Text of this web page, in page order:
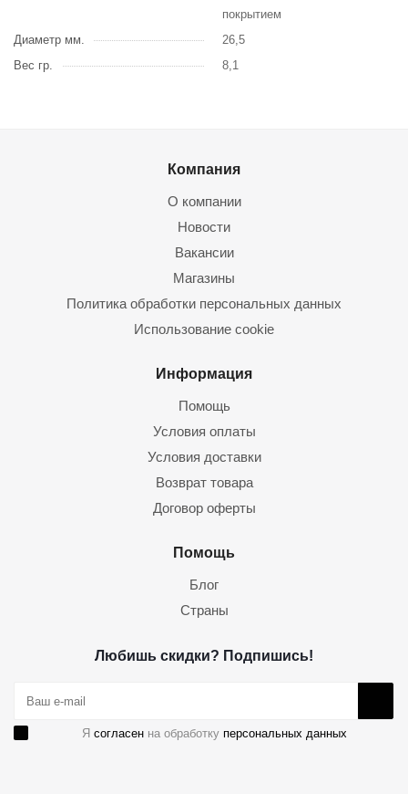
покрытием
Диаметр мм.
26,5
Вес гр.
8,1
Компания
О компании
Новости
Вакансии
Магазины
Политика обработки персональных данных
Использование cookie
Информация
Помощь
Условия оплаты
Условия доставки
Возврат товара
Договор оферты
Помощь
Блог
Страны
Любишь скидки? Подпишись!
Я согласен на обработку персональных данных